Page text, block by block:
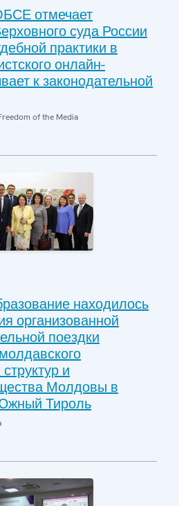
отмечает
суда России
практики в
онлайн-
к законодательной
of the Media
находилось
организованной
поездки
и
Молдовы в
Тироль